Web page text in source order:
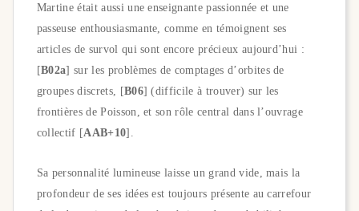
Martine était aussi une enseignante passionnée et une
passeuse enthousiasmante, comme en témoignent ses
articles de survol qui sont encore précieux aujourd’hui :
[B02a] sur les problèmes de comptages d’orbites de
groupes discrets, [B06] (difficile à trouver) sur les
frontières de Poisson, et son rôle central dans l’ouvrage
collectif [AAB+10].
Sa personnalité lumineuse laisse un grand vide, mais la
profondeur de ses idées est toujours présente au carrefour